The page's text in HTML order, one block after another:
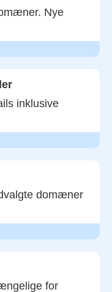
Nye
inklusive
domæner
for